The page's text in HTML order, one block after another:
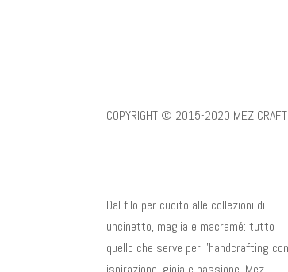
COPYRIGHT © 2015-2020 MEZ
Dal filo per cucito alle collezioni di
uncinetto, maglia e macramé: tutto
quello che serve per l’handcrafting con